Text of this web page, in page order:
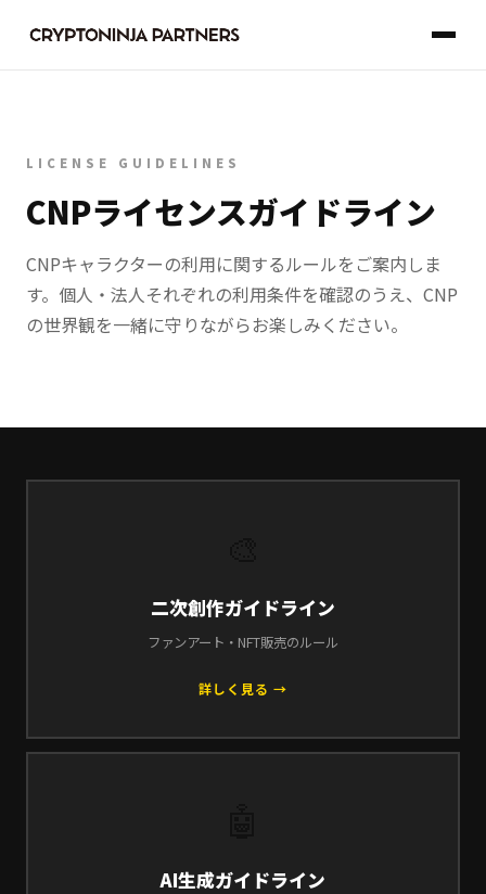
LICENSE GUIDELINES
CNPライセンスガイドライン
CNPキャラクターの利用に関するルールをご案内しま
す。個人・法人それぞれの利用条件を確認のうえ、CNP
の世界観を一緒に守りながらお楽しみください。
二次創作ガイドライン
ファンアート・NFT販売のルール
詳しく見る →
AI生成ガイドライン